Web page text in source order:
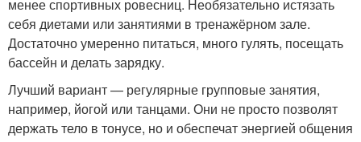
менее спортивных ровесниц. Необязательно истязать
себя диетами или занятиями в тренажёрном зале.
Достаточно умеренно питаться, много гулять, посещать
бассейн и делать зарядку.
Лучший вариант — регулярные групповые занятия,
например, йогой или танцами. Они не просто позволят
держать тело в тонусе, но и обеспечат энергией общения